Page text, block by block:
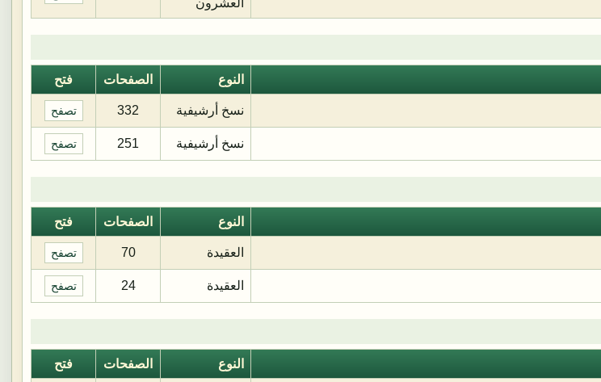
النوع الصفحات فتح
نسخ أرشيفية 332 تصفح
نسخ أرشيفية 251 تصفح
النوع الصفحات فتح
العقيدة 70 تصفح
العقيدة 24 تصفح
النوع الصفحات فتح